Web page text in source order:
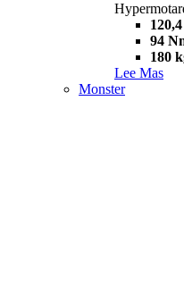
94
180
Lee Mas
Monster